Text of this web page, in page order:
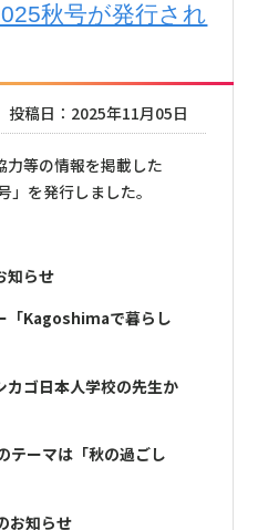
秋号が発行され
投稿日：2025年11月05日
力等の情報を掲載した
」を発行しました。
知らせ
「Kagoshimaで暮らし
カゴ日本人学校の先生か
テーマは「秋の過ごし
お知らせ